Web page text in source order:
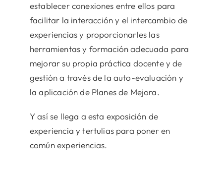
establecer conexiones entre ellos para
facilitar la interacción y el intercambio de
experiencias y proporcionarles las
herramientas y formación adecuada para
mejorar su propia práctica docente y de
gestión a través de la auto-evaluación y
la aplicación de Planes de Mejora.
Y así se llega a esta exposición de
experiencia y tertulias para poner en
común experiencias.